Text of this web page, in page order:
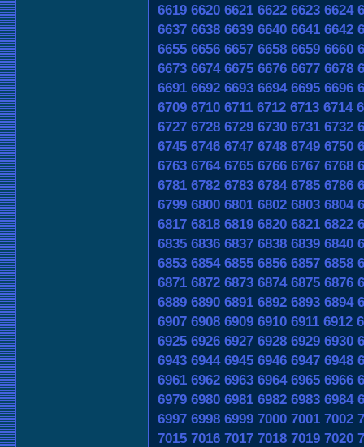
6619 6620 6621 6622 6623 6624
6637 6638 6639 6640 6641 6642
6655 6656 6657 6658 6659 6660
6673 6674 6675 6676 6677 6678
6691 6692 6693 6694 6695 6696
6709 6710 6711 6712 6713 6714
6727 6728 6729 6730 6731 6732
6745 6746 6747 6748 6749 6750
6763 6764 6765 6766 6767 6768
6781 6782 6783 6784 6785 6786
6799 6800 6801 6802 6803 6804
6817 6818 6819 6820 6821 6822
6835 6836 6837 6838 6839 6840
6853 6854 6855 6856 6857 6858
6871 6872 6873 6874 6875 6876
6889 6890 6891 6892 6893 6894
6907 6908 6909 6910 6911 6912
6925 6926 6927 6928 6929 6930
6943 6944 6945 6946 6947 6948
6961 6962 6963 6964 6965 6966
6979 6980 6981 6982 6983 6984
6997 6998 6999 7000 7001 7002
7015 7016 7017 7018 7019 7020